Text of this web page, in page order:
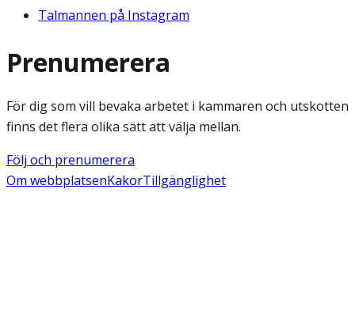
Talmannen på Instagram
Prenumerera
För dig som vill bevaka arbetet i kammaren och utskotten
finns det flera olika sätt att välja mellan.
Följ och prenumerera
Om webbplatsenKakorTillgänglighet